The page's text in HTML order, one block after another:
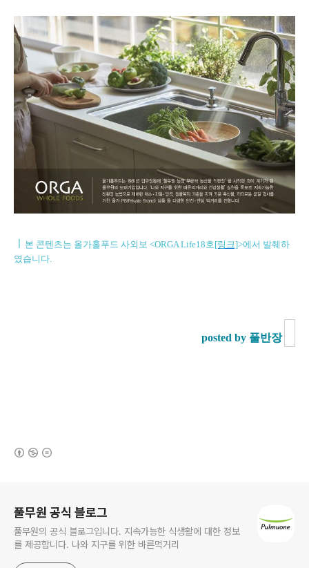
본 콘텐츠는 올가홀푸드 사외보 <ORGA Life18호[링크]>에서 발췌하
였습니다.
posted by 풀반장
풀무원 공식 블로그
풀무원의 공식 블로그입니다. 지속가능한 식생활에 대한 정보
를 제공합니다. 나와 지구를 위한 바른먹거리